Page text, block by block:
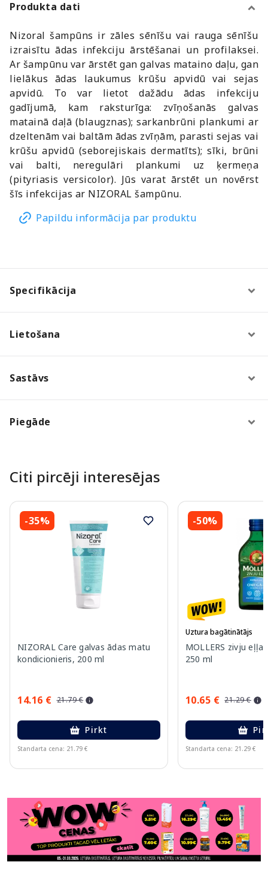
Produkta dati
Nizoral šampūns ir zāles sēnīšu vai rauga sēnīšu
izraisītu ādas infekciju ārstēšanai un profilaksei.
Ar šampūnu var ārstēt gan galvas mataino daļu, gan
lielākus ādas laukumus krūšu apvidū vai sejas
apvidū. To var lietot dažādu ādas infekciju
gadījumā, kam raksturīga: zvīņošanās galvas
matainā daļā (blaugznas); sarkanbrūni plankumi ar
dzeltenām vai baltām ādas zvīņām, parasti sejas vai
krūšu apvidū (seborejiskais dermatīts); sīki, brūni
vai balti, neregulāri plankumi uz ķermeņa
(pityriasis versicolor). Jūs varat ārstēt un novērst
šīs infekcijas ar NIZORAL šampūnu.
Papildu informācija par produktu
Specifikācija
Lietošana
Sastāvs
Piegāde
Citi pircēji interesējas
-35%
NIZORAL Care galvas ādas matu
kondicionieris, 200 ml
14.16 € 21.79 €
Pirkt
Standarta cena: 21.79 €
-50%
Uztura bagātinātājs
MOLLERS zivju eļļa
250 ml
10.65 € 21.29 €
Standarta cena: 21.29 €